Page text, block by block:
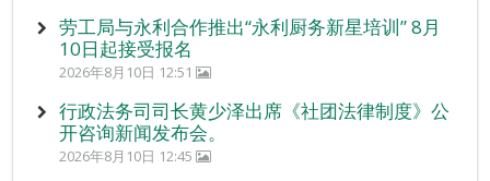
劳工局与永利合作推出“永利厨务新星培训” 8月
10日起接受报名
2026年8月10日 12:51
行政法务司司长黄少泽出席《社团法律制度》公
开咨询新闻发布会。
2026年8月10日 12:45